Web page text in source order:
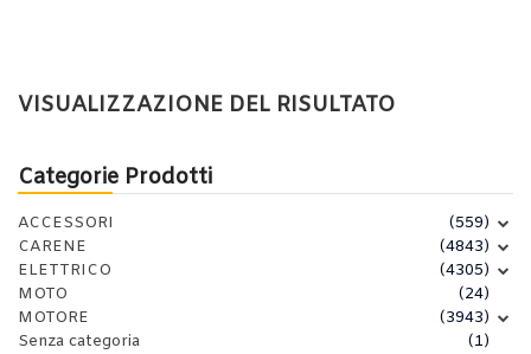
Categorie Prodotti
ACCESSORI
(559)
CARENE
(4843)
ELETTRICO
(4305)
MOTO
(24)
MOTORE
(3943)
Senza categoria
(1)
VISUALIZZAZIONE DEL RISULTATO